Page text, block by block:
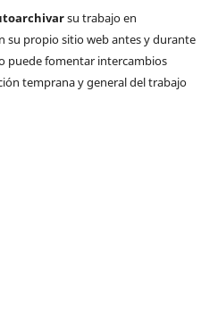
su trabajo en
su propio sitio web antes y durante
puede fomentar intercambios
temprana y general del trabajo